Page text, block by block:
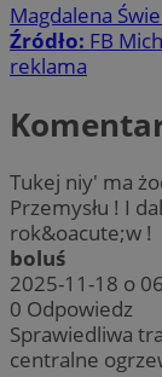
Magdalena
Źródło: FB
reklama
Tukej niy' ma
Przemysłu ! I
rok&oacute;w !
boluś
2025-11-18 o
0 Odpowiedz
Sprawiedliwa
centralne